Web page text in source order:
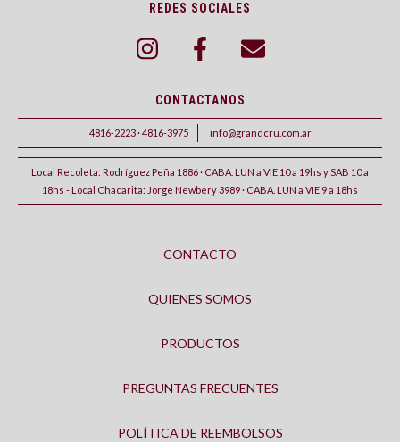
REDES SOCIALES
CONTACTANOS
4816-2223 · 4816-3975 info@grandcru.com.ar
Local Recoleta: Rodríguez Peña 1886 · CABA. LUN a VIE 10 a 19hs y SAB 10 a
18hs - Local Chacarita: Jorge Newbery 3989 · CABA. LUN a VIE 9 a 18hs
CONTACTO
QUIENES SOMOS
PRODUCTOS
PREGUNTAS FRECUENTES
POLÍTICA DE REEMBOLSOS